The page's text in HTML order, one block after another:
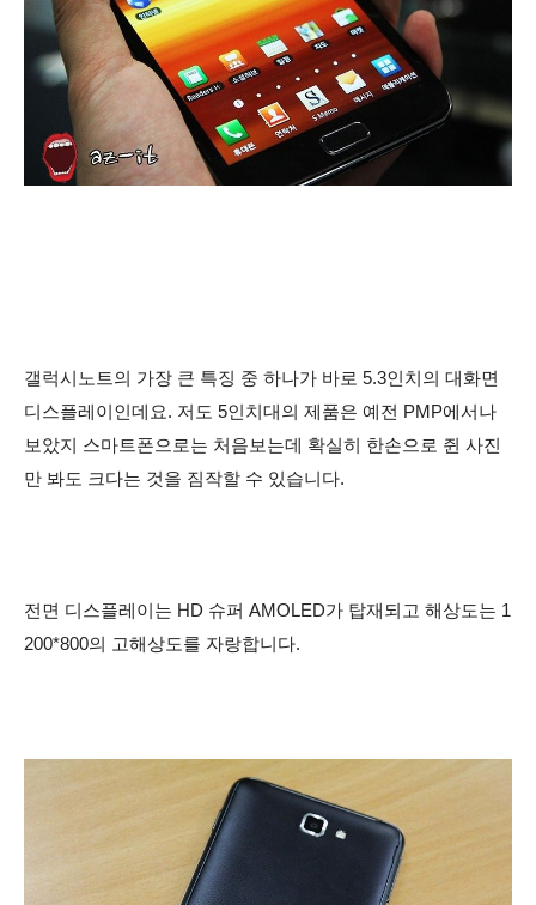
갤럭시노트의 가장 큰 특징 중 하나가 바로 5.3인치의 대화면
디스플레이인데요. 저도 5인치대의 제품은 예전 PMP에서나
보았지 스마트폰으로는 처음보는데 확실히 한손으로 쥔 사진
만 봐도 크다는 것을 짐작할 수 있습니다.
전면 디스플레이는 HD 슈퍼 AMOLED가 탑재되고 해상도는 1
200*800의 고해상도를 자랑합니다.